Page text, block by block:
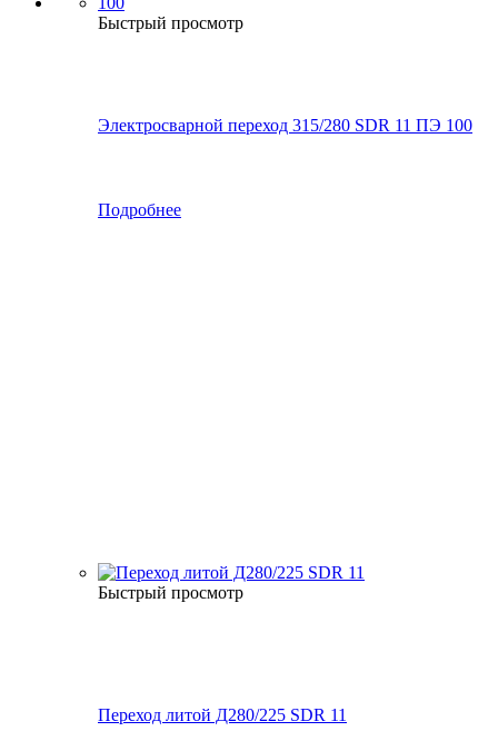
Быстрый просмотр
Электросварной переход 315/280 SDR 11 ПЭ 100
Подробнее
Быстрый просмотр
Переход литой Д280/225 SDR 11